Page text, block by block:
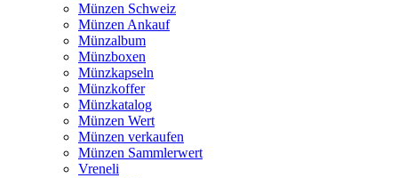
Münzen Schweiz
Münzen Ankauf
Münzalbum
Münzboxen
Münzkapseln
Münzkoffer
Münzkatalog
Münzen Wert
Münzen verkaufen
Münzen Sammlerwert
Vreneli